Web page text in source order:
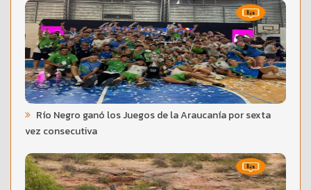
Río Negro ganó los Juegos de la Araucanía por sexta
vez consecutiva